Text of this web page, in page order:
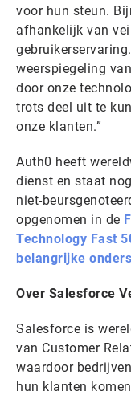
voor hun steun.
afhankelijk van
weerspiegeling
door onze
trots deel uit te
onze klanten.”
Auth0 heeft
dienst en staat
niet-
opgenomen in de
Technology Fast
belangrijke
Over Salesforce
Salesforce is
van Customer
waardoor
hun klanten